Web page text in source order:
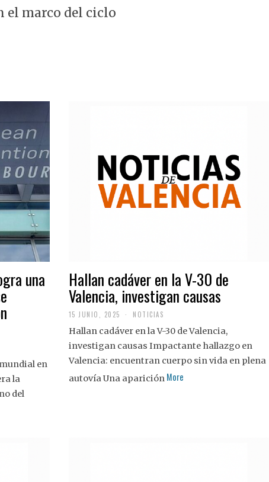
el marco del ciclo
una
en
la
del
Hallan cadáver en la V-30 de
Valencia, investigan causas
15 JUNIO, 2025 NOTICIAS
Hallan cadáver en la V-30 de Valencia,
investigan causas Impactante hallazgo en
Valencia: encuentran cuerpo sin vida en plena
autovía Una aparición More